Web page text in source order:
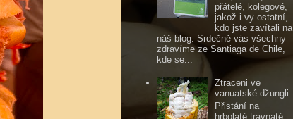
přátelé, kolegové,
jakož i vy ostatní,
kdo jste zavítali na
náš blog. Srdečně vás všechny
zdravíme ze Santiaga de Chile,
kde se...
Ztraceni ve
vanuatské džungli
Přistání na
hrbolaté travnaté